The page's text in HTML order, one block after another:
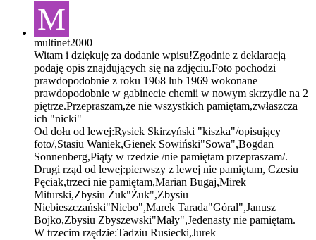
M
multinet2000
Witam i dziękuję za dodanie wpisu!Zgodnie z deklaracją
podaję opis znajdujących się na zdjęciu.Foto pochodzi
prawdopodobnie z roku 1968 lub 1969 wokonane
prawdopodobnie w gabinecie chemii w nowym skrzydle na 2
piętrze.Przepraszam,że nie wszystkich pamiętam,zwłaszcza
ich "nicki"
Od dołu od lewej:Rysiek Skirzyński "kiszka"/opisujący
foto/,Stasiu Waniek,Gienek Sowiński"Sowa",Bogdan
Sonnenberg,Piąty w rzedzie /nie pamiętam przepraszam/.
Drugi rząd od lewej:pierwszy z lewej nie pamiętam, Czesiu
Pęciak,trzeci nie pamiętam,Marian Bugaj,Mirek
Miturski,Zbysiu Żuk"Żuk",Zbysiu
Niebieszczański"Niebo",Marek Tarada"Góral",Janusz
Bojko,Zbysiu Zbyszewski"Mały",Jedenasty nie pamiętam.
W trzecim rzędzie:Tadziu Rusiecki,Jurek